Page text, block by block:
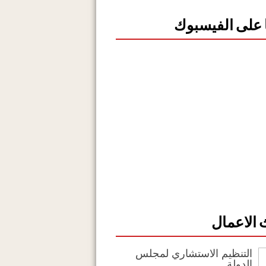
على الفيسبوك
الاعمال
التنظيم الاستشاري لمجلس